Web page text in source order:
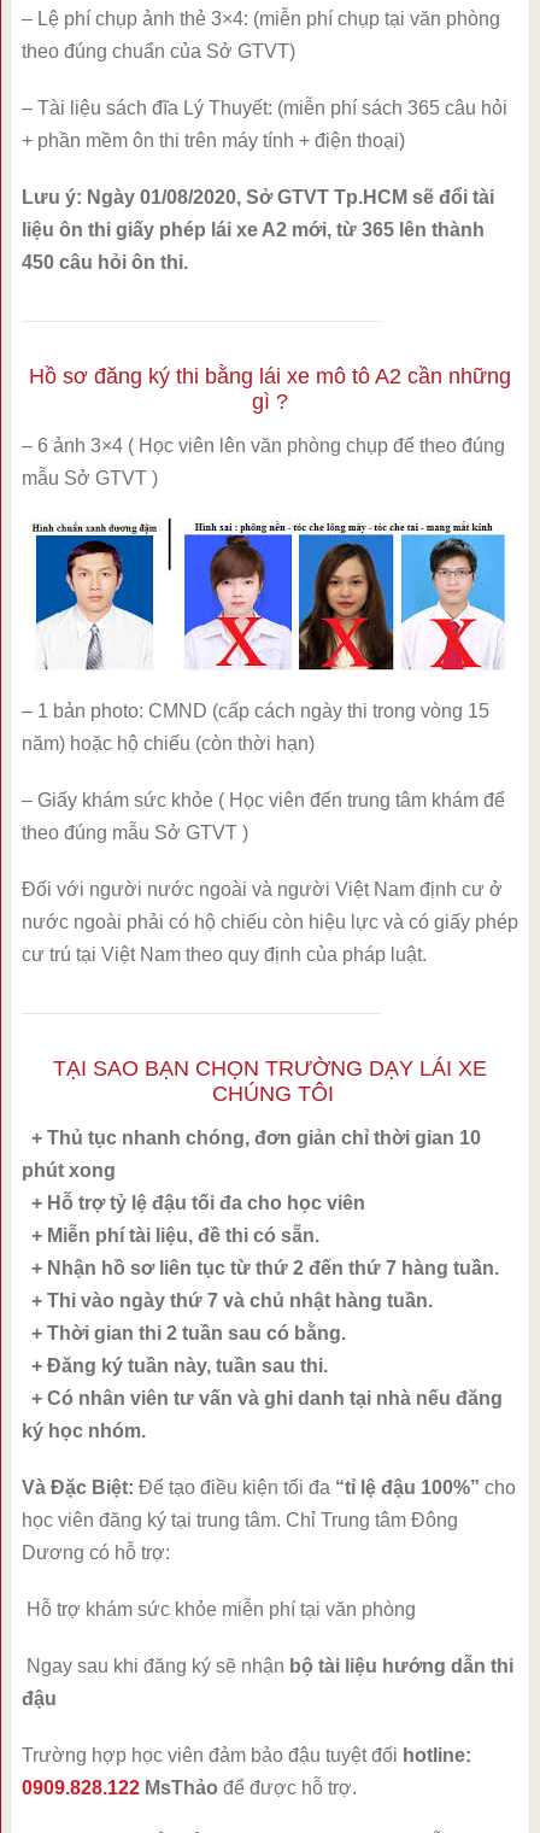
– Lệ phí chụp ảnh thẻ 3×4: (miễn phí chụp tại văn phòng
theo đúng chuẩn của Sở GTVT)
– Tài liệu sách đĩa Lý Thuyết: (miễn phí sách 365 câu hỏi
+ phần mềm ôn thi trên máy tính + điện thoại)
Lưu ý: Ngày 01/08/2020, Sở GTVT Tp.HCM sẽ đổi tài
liệu ôn thi giấy phép lái xe A2 mới, từ 365 lên thành
450 câu hỏi ôn thi.
Hồ sơ đăng ký thi bằng lái xe mô tô A2 cần những
gì ?
– 6 ảnh 3×4 ( Học viên lên văn phòng chụp để theo đúng
mẫu Sở GTVT )
– 1 bản photo: CMND (cấp cách ngày thi trong vòng 15
năm) hoặc hộ chiếu (còn thời hạn)
– Giấy khám sức khỏe ( Học viên đến trung tâm khám để
theo đúng mẫu Sở GTVT )
Đối với người nước ngoài và người Việt Nam định cư ở
nước ngoài phải có hộ chiếu còn hiệu lực và có giấy phép
cư trú tại Việt Nam theo quy định của pháp luật.
TẠI SAO BẠN CHỌN TRƯỜNG DẠY LÁI XE
CHÚNG TÔI
+ Thủ tục nhanh chóng, đơn giản chỉ thời gian 10
phút xong
+ Hỗ trợ tỷ lệ đậu tối đa cho học viên
+ Miễn phí tài liệu, đề thi có sẵn.
+ Nhận hồ sơ liên tục từ thứ 2 đến thứ 7 hàng tuần.
+ Thi vào ngày thứ 7 và chủ nhật hàng tuần.
+ Thời gian thi 2 tuần sau có bằng.
+ Đăng ký tuần này, tuần sau thi.
+ Có nhân viên tư vấn và ghi danh tại nhà nếu đăng
ký học nhóm.
Và Đặc Biệt: Để tạo điều kiện tối đa “tỉ lệ đậu 100%” cho
học viên đăng ký tại trung tâm. Chỉ Trung tâm Đông
Dương có hỗ trợ:
Hỗ trợ khám sức khỏe miễn phí tại văn phòng
Ngay sau khi đăng ký sẽ nhận bộ tài liệu hướng dẫn thi
đậu
Trường hợp học viên đảm bảo đậu tuyệt đối hotline:
0909.828.122MsThảo để được hỗ trợ.